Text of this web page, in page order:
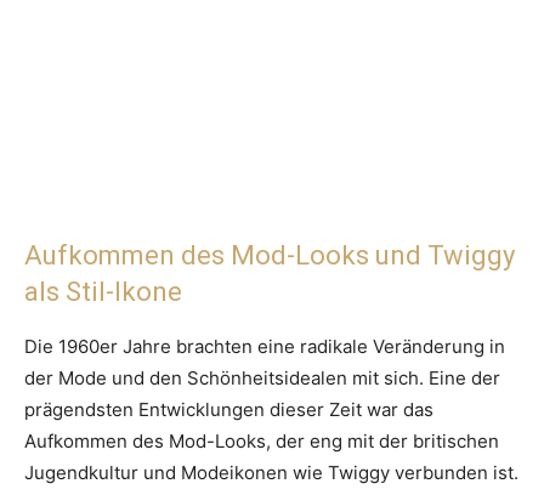
Aufkommen des Mod-Looks und Twiggy
als Stil-Ikone
Die 1960er Jahre brachten eine radikale Veränderung in
der Mode und den Schönheitsidealen mit sich. Eine der
prägendsten Entwicklungen dieser Zeit war das
Aufkommen des Mod-Looks, der eng mit der britischen
Jugendkultur und Modeikonen wie Twiggy verbunden ist.